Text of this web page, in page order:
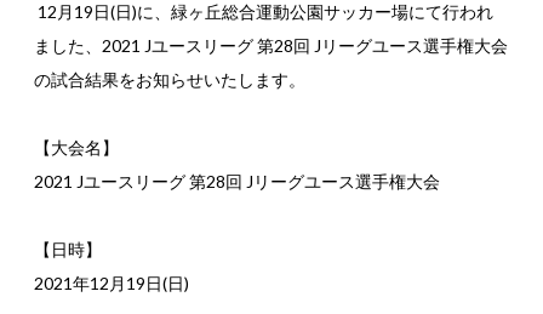
12月19日(日)に、緑ヶ丘総合運動公園サッカー場にて行われ
ました、2021 Jユースリーグ 第28回 Jリーグユース選手権大会
の試合結果をお知らせいたします。
【大会名】
2021 Jユースリーグ 第28回 Jリーグユース選手権大会
【日時】
2021年12月19日(日)